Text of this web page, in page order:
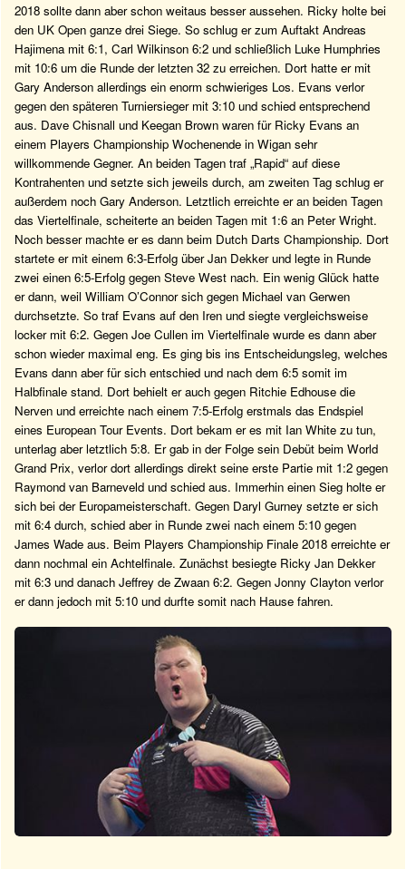
2018 sollte dann aber schon weitaus besser aussehen. Ricky holte bei
den UK Open ganze drei Siege. So schlug er zum Auftakt Andreas
Hajimena mit 6:1, Carl Wilkinson 6:2 und schließlich Luke Humphries
mit 10:6 um die Runde der letzten 32 zu erreichen. Dort hatte er mit
Gary Anderson allerdings ein enorm schwieriges Los. Evans verlor
gegen den späteren Turniersieger mit 3:10 und schied entsprechend
aus. Dave Chisnall und Keegan Brown waren für Ricky Evans an
einem Players Championship Wochenende in Wigan sehr
willkommende Gegner. An beiden Tagen traf „Rapid“ auf diese
Kontrahenten und setzte sich jeweils durch, am zweiten Tag schlug er
außerdem noch Gary Anderson. Letztlich erreichte er an beiden Tagen
das Viertelfinale, scheiterte an beiden Tagen mit 1:6 an Peter Wright.
Noch besser machte er es dann beim Dutch Darts Championship. Dort
startete er mit einem 6:3-Erfolg über Jan Dekker und legte in Runde
zwei einen 6:5-Erfolg gegen Steve West nach. Ein wenig Glück hatte
er dann, weil William O’Connor sich gegen Michael van Gerwen
durchsetzte. So traf Evans auf den Iren und siegte vergleichsweise
locker mit 6:2. Gegen Joe Cullen im Viertelfinale wurde es dann aber
schon wieder maximal eng. Es ging bis ins Entscheidungsleg, welches
Evans dann aber für sich entschied und nach dem 6:5 somit im
Halbfinale stand. Dort behielt er auch gegen Ritchie Edhouse die
Nerven und erreichte nach einem 7:5-Erfolg erstmals das Endspiel
eines European Tour Events. Dort bekam er es mit Ian White zu tun,
unterlag aber letztlich 5:8. Er gab in der Folge sein Debüt beim World
Grand Prix, verlor dort allerdings direkt seine erste Partie mit 1:2 gegen
Raymond van Barneveld und schied aus. Immerhin einen Sieg holte er
sich bei der Europameisterschaft. Gegen Daryl Gurney setzte er sich
mit 6:4 durch, schied aber in Runde zwei nach einem 5:10 gegen
James Wade aus. Beim Players Championship Finale 2018 erreichte er
dann nochmal ein Achtelfinale. Zunächst besiegte Ricky Jan Dekker
mit 6:3 und danach Jeffrey de Zwaan 6:2. Gegen Jonny Clayton verlor
er dann jedoch mit 5:10 und durfte somit nach Hause fahren.